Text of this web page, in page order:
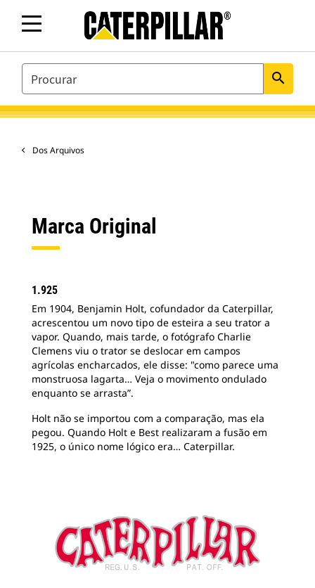
SEARCH search
Dos Arquivos
Marca Original
1.925
Em 1904, Benjamin Holt, cofundador da Caterpillar,
acrescentou um novo tipo de esteira a seu trator a
vapor. Quando, mais tarde, o fotógrafo Charlie
Clemens viu o trator se deslocar em campos
agrícolas encharcados, ele disse: "como parece uma
monstruosa lagarta… Veja o movimento ondulado
enquanto se arrasta”.
Holt não se importou com a comparação, mas ela
pegou. Quando Holt e Best realizaram a fusão em
1925, o único nome lógico era… Caterpillar.